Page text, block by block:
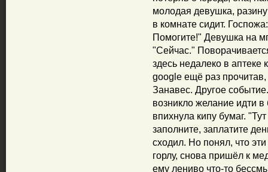
молодая девушка,
в комнате сидит.
Помогите!" Девушка на
"Сейчас."
здесь недалеко в аптеке
google ещё раз прочитав,
Занавес. Другое
возникло желание идти
впихнула кипу бумаг.
заполните, заплатите
сходил. Но понял, что
горлу, снова пришёл к
ему лениво что-то